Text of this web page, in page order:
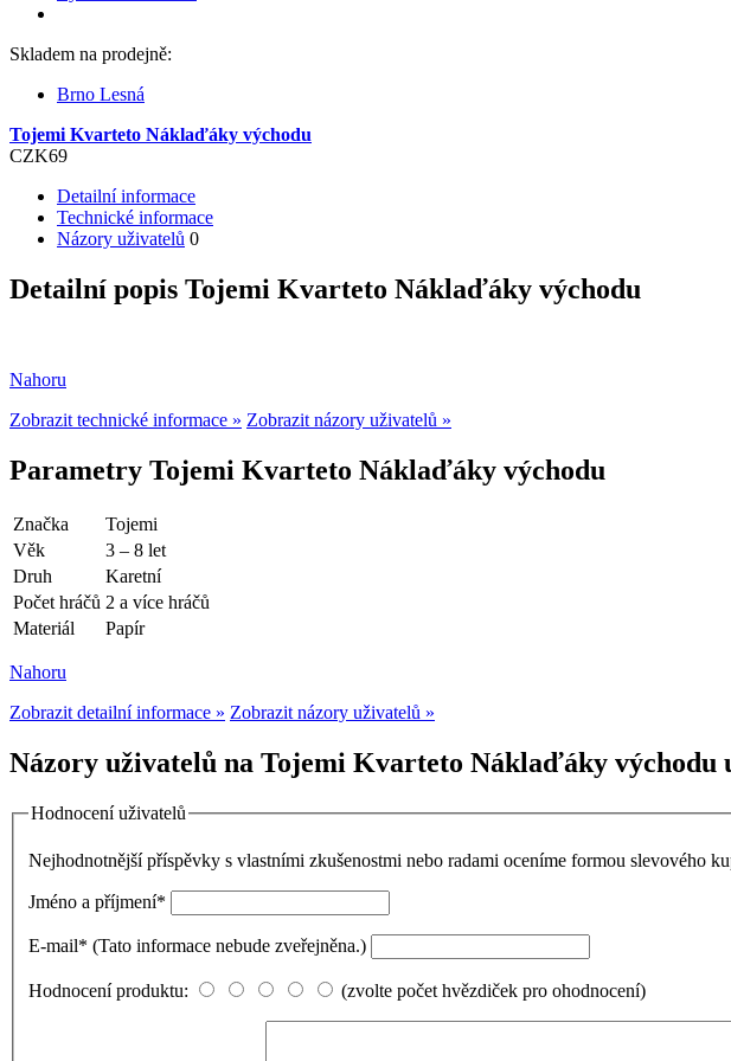
Skladem na prodejně:
Brno Lesná
Tojemi Kvarteto Náklaďáky východu
CZK69
Detailní informace
Technické informace
Názory uživatelů 0
Detailní popis Tojemi Kvarteto Náklaďáky východu
Nahoru
Zobrazit technické informace » Zobrazit názory uživatelů »
Parametry Tojemi Kvarteto Náklaďáky východu
Značka
Tojemi
Věk
3 – 8 let
Druh
Karetní
Počet hráčů 2 a více hráčů
Materiál
Papír
Nahoru
Zobrazit detailní informace » Zobrazit názory uživatelů »
Názory uživatelů na Tojemi Kvarteto Náklaďáky východu
Hodnocení uživatelů
Nejhodnotnější příspěvky s vlastními zkušenostmi nebo radami oceníme formou slevového
Jméno a příjmení*
E-mail* (Tato informace nebude zveřejněna.)
Hodnocení produktu: (zvolte počet hvězdiček pro ohodnocení)